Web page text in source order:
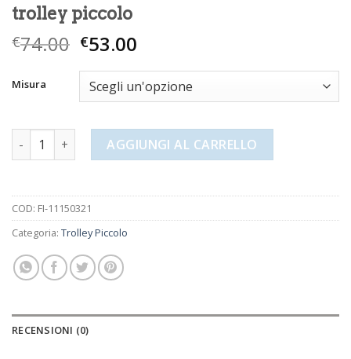
trolley piccolo
€74.00 €53.00
Misura
trolley piccolo quantitàAGGIUNGI AL CARRELLO
COD: FI-11150321
Categoria: Trolley Piccolo
RECENSIONI (0)